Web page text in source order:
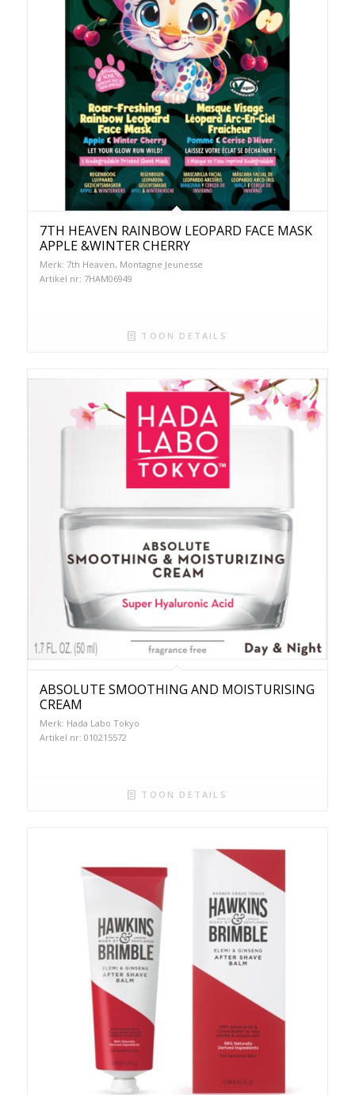
7TH HEAVEN RAINBOW LEOPARD FACE MASK
APPLE &WINTER CHERRY
Merk: 7th Heaven, Montagne Jeunesse
Artikel nr: 7HAM06949
TOON DETAILS
ABSOLUTE SMOOTHING AND MOISTURISING
CREAM
Merk: Hada Labo Tokyo
Artikel nr: 010215572
TOON DETAILS